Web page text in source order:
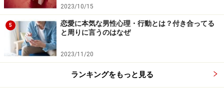
2023/10/15
5
恋愛に本気な男性心理・行動とは？付き合ってる
と周りに言うのはなぜ
2023/11/20
ランキングをもっと見る